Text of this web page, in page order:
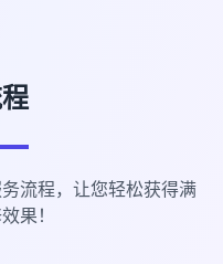
流程，让您轻松获得满
果！